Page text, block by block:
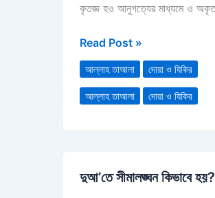
Read Post »
আল্লাহ তাআলা দোয়া ও যিকির
আল্লাহ তাআলা দোয়া ও যিকির
দুআ’তে সীমালঙ্ঘন কিভাবে হয়?
সীমালঙ্ঘন